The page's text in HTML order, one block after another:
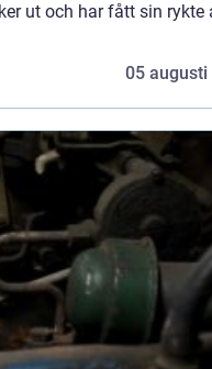
ut och har fått sin rykte
05 augusti